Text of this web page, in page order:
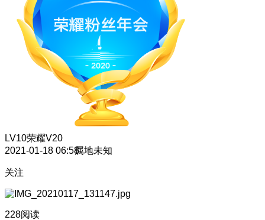
LV10荣耀V20
2021-01-18 06:58属地未知
关注
228阅读